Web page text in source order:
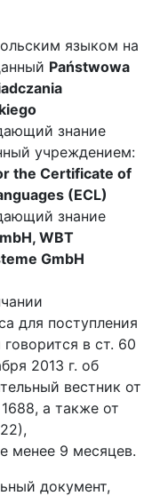
языком на
Państwowa
знание
учреждением:
the Certificate of
(ECL)
знание
WBT
GmbH
для поступления
в ст. 60
2013 г. об
вестник от
а также от
менее 9 месяцев.
документ,